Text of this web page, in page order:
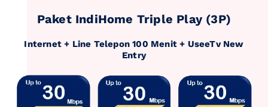
Paket IndiHome Triple Play (3P)
Internet + Line Telepon 100 Menit + UseeTv New
Entry